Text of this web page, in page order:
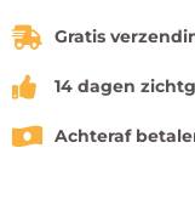
Gratis
14 dagen
Achteraf